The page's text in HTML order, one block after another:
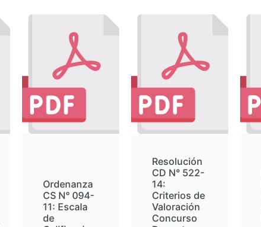
Ordenanza
CS N° 094-
11: Escala
de
Resolución
CD N° 522-
14:
Criterios de
Valoración
Concurso